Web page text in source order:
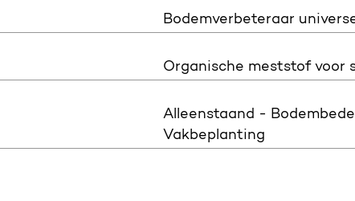
Bodemverbeteraar
Organische meststof voor
Alleenstaand -
Vakbeplanting